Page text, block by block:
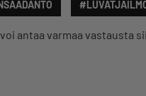
antaa varmaa vastausta